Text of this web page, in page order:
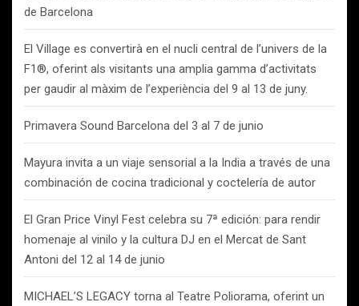
de Barcelona
El Village es convertirà en el nucli central de l’univers de la
F1®, oferint als visitants una amplia gamma d’activitats
per gaudir al màxim de l’experiència del 9 al 13 de juny.
Primavera Sound Barcelona del 3 al 7 de junio
Mayura invita a un viaje sensorial a la India a través de una
combinación de cocina tradicional y coctelería de autor
El Gran Price Vinyl Fest celebra su 7ª edición: para rendir
homenaje al vinilo y la cultura DJ en el Mercat de Sant
Antoni del 12 al 14 de junio
MICHAEL’S LEGACY torna al Teatre Poliorama, oferint un